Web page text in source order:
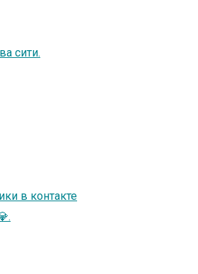
сити.
в контакте